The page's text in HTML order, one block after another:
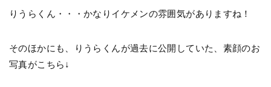
りうらくん・・・かなりイケメンの雰囲気がありますね！
そのほかにも、りうらくんが過去に公開していた、素顔のお
写真がこちら↓